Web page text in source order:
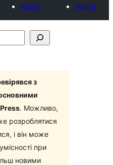
Увійти
Увійти
з
. Можливо,
розроблятися
і він може
при
новими